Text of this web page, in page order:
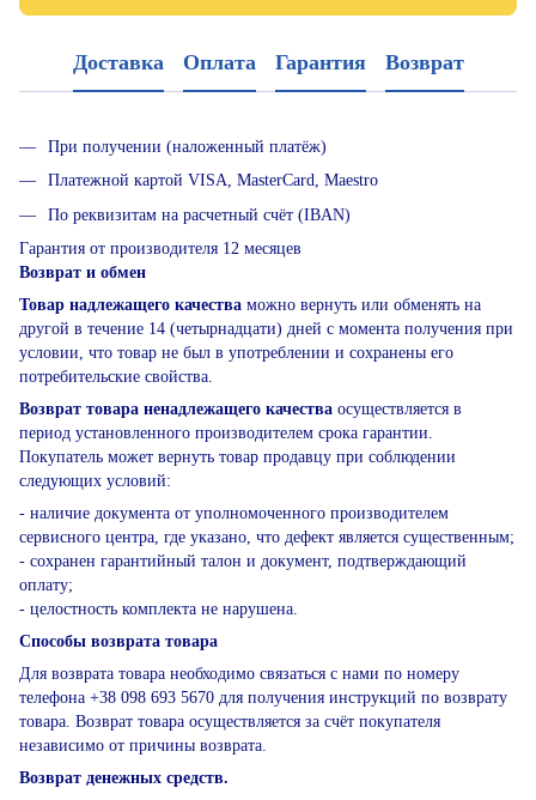
Доставка Оплата Гарантия Возврат
При получении (наложенный платёж)
Платежной картой VISA, MasterCard, Maestro
По реквизитам на расчетный счёт (IBAN)
Гарантия от производителя 12 месяцев
Возврат и обмен
Товар надлежащего качества можно вернуть или обменять на
другой в течение 14 (четырнадцати) дней с момента получения при
условии, что товар не был в употреблении и сохранены его
потребительские свойства.
Возврат товара ненадлежащего качества осуществляется в
период установленного производителем срока гарантии.
Покупатель может вернуть товар продавцу при соблюдении
следующих условий:
- наличие документа от уполномоченного производителем
сервисного центра, где указано, что дефект является существенным;
- сохранен гарантийный талон и документ, подтверждающий
оплату;
- целостность комплекта не нарушена.
Способы возврата товара
Для возврата товара необходимо связаться с нами по номеру
телефона +38 098 693 5670 для получения инструкций по возврату
товара. Возврат товара осуществляется за счёт покупателя
независимо от причины возврата.
Возврат денежных средств.